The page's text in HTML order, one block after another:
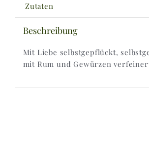
Zutaten
Beschreibung
Mit Liebe selbstgepflückt,
mit Rum und Gewürzen